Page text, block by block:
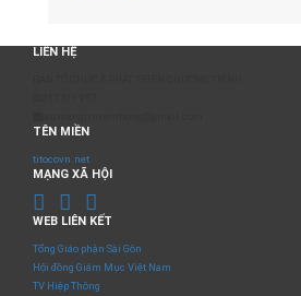
LIÊN HỆ
TÊN MIỀN
titocovn.net
MẠNG XÃ HỘI
WEB LIÊN KẾT
Tổng Giáo phận Sài Gòn
Hội đồng Giám Mục Việt Nam
TV Hiệp Thông